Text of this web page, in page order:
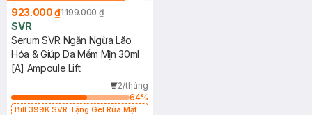
923.000 ₫1.199.000 ₫
SVR
Serum SVR Ngăn Ngừa Lão
Hóa & Giúp Da Mềm Mịn 30ml
[A] Ampoule Lift
2/tháng
64%
Bill 399K SVR Tặng Gel Rửa Mặt